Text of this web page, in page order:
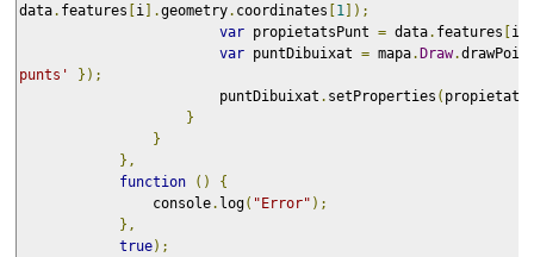
data. features [i ].geometry. coordinates [1 ]);
var propietatsPunt = data. features [i
var puntDibuixat = mapa.Draw.
punts'
});
                        puntDibuixat
. setProperties (
}
}
},
function
()
{
                console
. log( "Error" );
},
true);